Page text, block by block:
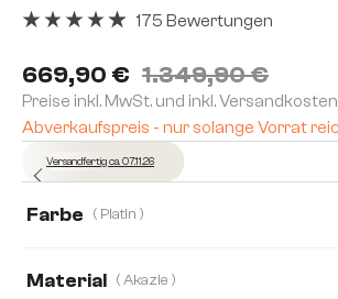
669,90 € 1.349,90 €
Preise inkl. MwSt. und inkl. Versandkosten
Abverkaufspreis - nur solange Vorrat
175 Bewertungen
Versandfertig ca. 07.11.26
Farbe ( Platin )
Material ( Akazie )